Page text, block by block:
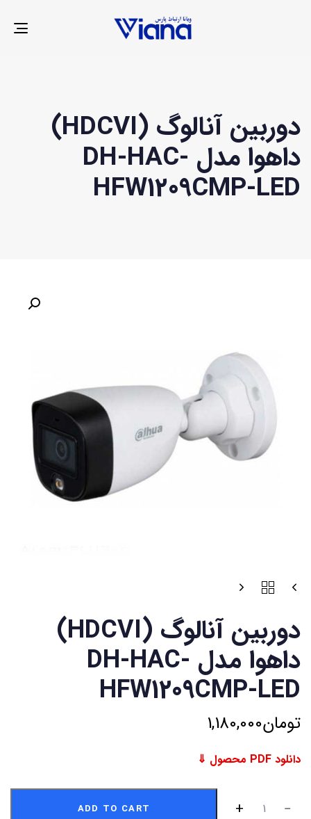
دوربین آنالوگ (HDCVI)
داهوا مدل DH-HAC-
HFW1209CMP-LED
دوربین آنالوگ (HDCVI)
داهوا مدل DH-HAC-
HFW1209CMP-LED
تومان1,180,000
دانلود PDF محصول ⇓
ADD TO CART